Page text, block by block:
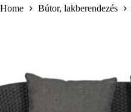
Home Bútor, lakberendezés